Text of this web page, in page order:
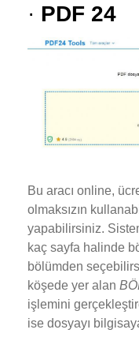
· PDF 24
Bu aracı online,
olmaksızın
yapabilirsiniz.
kaç sayfa halinde
bölümden
köşede yer alan
işlemini
ise dosyayı